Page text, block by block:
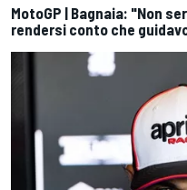
MotoGP | Bagnaia: "Non
rendersi conto che